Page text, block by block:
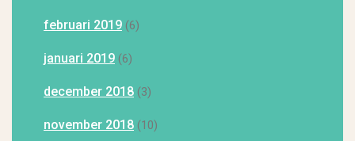
februari 2019 (6)
januari 2019 (6)
december 2018 (3)
november 2018 (10)